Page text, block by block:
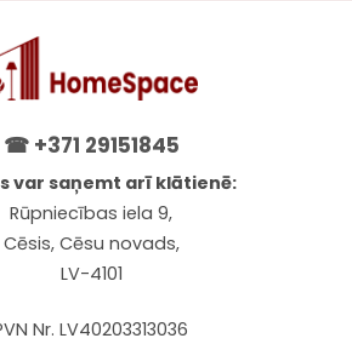
☎ +371 29151845
var saņemt arī klātienē:
Rūpniecības iela 9,
Cēsis, Cēsu novads,
LV-4101
Nr. LV40203313036